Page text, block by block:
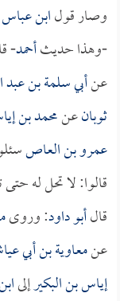
وصار قولابن عباس
-وهذا حديثأحمد-
عنأبي سلمة بن
ثوبانعنمحمد بن
عمرو بن العاص
قالوا: لا تحل له
قالأبو داود: وروى
عنمعاوية بن أبي
إياس بن البكيرإلى